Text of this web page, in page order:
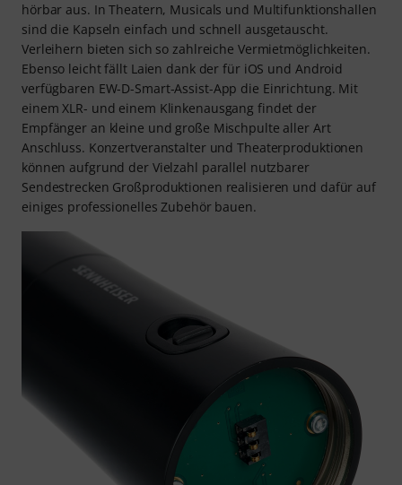
hörbar aus. In Theatern, Musicals und Multifunktionshallen
sind die Kapseln einfach und schnell ausgetauscht.
Verleihern bieten sich so zahlreiche Vermietmöglichkeiten.
Ebenso leicht fällt Laien dank der für iOS und Android
verfügbaren EW-D-Smart-Assist-App die Einrichtung. Mit
einem XLR- und einem Klinkenausgang findet der
Empfänger an kleine und große Mischpulte aller Art
Anschluss. Konzertveranstalter und Theaterproduktionen
können aufgrund der Vielzahl parallel nutzbarer
Sendestrecken Großproduktionen realisieren und dafür auf
einiges professionelles Zubehör bauen.